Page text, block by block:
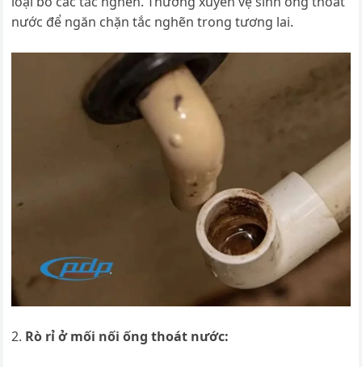
nước để ngăn chặn tắc nghẽn trong tương lai.
Rò rỉ ở mối nối ống thoát nước: